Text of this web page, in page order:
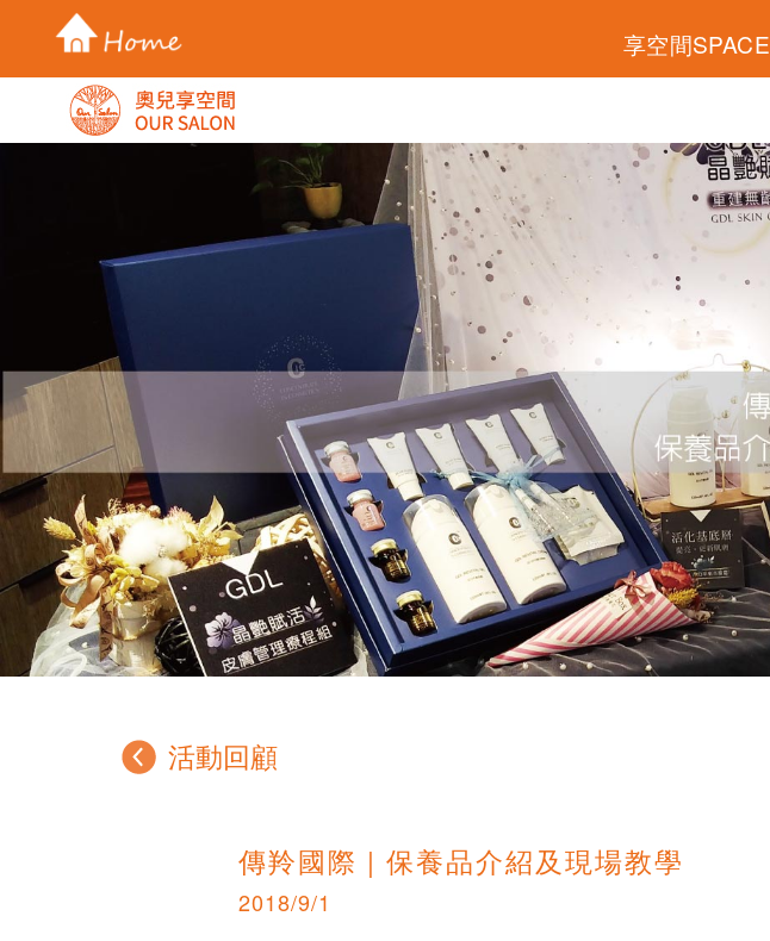
享空間SPACE
活動回顧
傳羚國際 | 保養品介紹及現場教學
2018/9/1